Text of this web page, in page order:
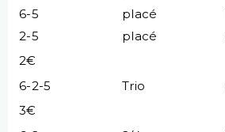
6-5
placé
2-5
placé
2€
6-2-5
Trio
3€